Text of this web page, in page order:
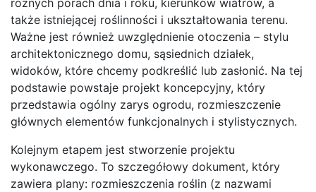
także istniejącej roślinności i ukształtowania terenu.
Ważne jest również uwzględnienie otoczenia – stylu
architektonicznego domu, sąsiednich działek,
widoków, które chcemy podkreślić lub zasłonić. Na tej
podstawie powstaje projekt koncepcyjny, który
przedstawia ogólny zarys ogrodu, rozmieszczenie
głównych elementów funkcjonalnych i stylistycznych.
Kolejnym etapem jest stworzenie projektu
wykonawczego. To szczegółowy dokument, który
zawiera plany: rozmieszczenia roślin (z nazwami